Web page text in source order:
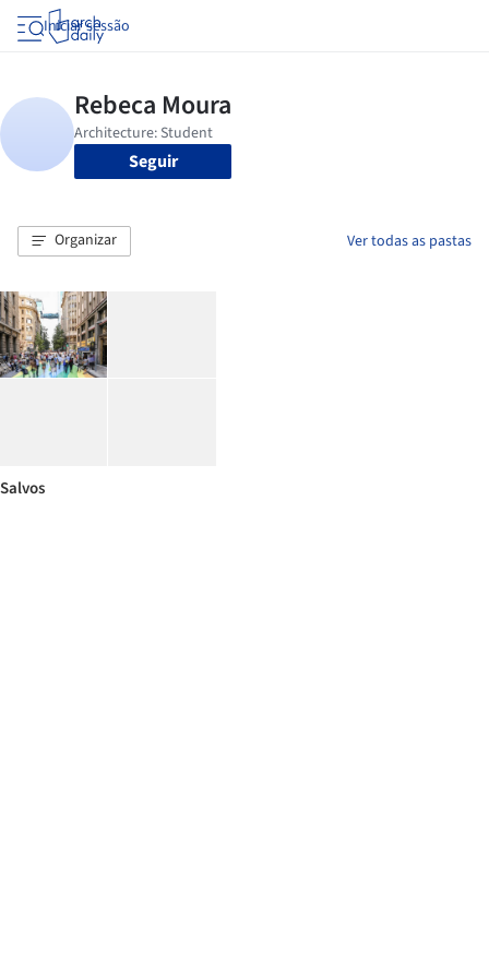
Iniciar sessão
Seguir
Organizar Ver todas as pastas
Salvos